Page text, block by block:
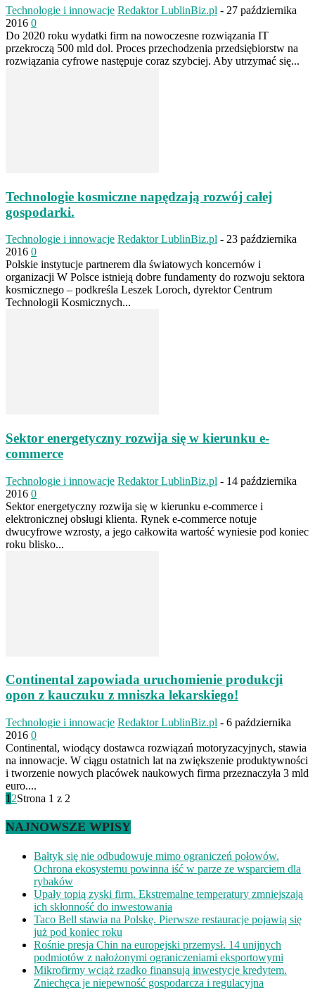
Technologie i innowacje Redaktor LublinBiz.pl - 27 października
2016 0
Do 2020 roku wydatki firm na nowoczesne rozwiązania IT
przekroczą 500 mld dol. Proces przechodzenia przedsiębiorstw na
rozwiązania cyfrowe następuje coraz szybciej. Aby utrzymać się...
Technologie kosmiczne napędzają rozwój całej
gospodarki.
Technologie i innowacje Redaktor LublinBiz.pl - 23 października
2016 0
Polskie instytucje partnerem dla światowych koncernów i
organizacji W Polsce istnieją dobre fundamenty do rozwoju sektora
kosmicznego – podkreśla Leszek Loroch, dyrektor Centrum
Technologii Kosmicznych...
Sektor energetyczny rozwija się w kierunku e-
commerce
Technologie i innowacje Redaktor LublinBiz.pl - 14 października
2016 0
Sektor energetyczny rozwija się w kierunku e-commerce i
elektronicznej obsługi klienta. Rynek e-commerce notuje
dwucyfrowe wzrosty, a jego całkowita wartość wyniesie pod koniec
roku blisko...
Continental zapowiada uruchomienie produkcji
opon z kauczuku z mniszka lekarskiego!
Technologie i innowacje Redaktor LublinBiz.pl - 6 października
2016 0
Continental, wiodący dostawca rozwiązań motoryzacyjnych, stawia
na innowacje. W ciągu ostatnich lat na zwiększenie produktywności
i tworzenie nowych placówek naukowych firma przeznaczyła 3 mld
euro....
1 2Strona 1 z 2
NAJNOWSZE WPISY
Bałtyk się nie odbudowuje mimo ograniczeń połowów.
Ochrona ekosystemu powinna iść w parze ze wsparciem dla
rybaków
Upały topią zyski firm. Ekstremalne temperatury zmniejszają
ich skłonność do inwestowania
Taco Bell stawia na Polskę. Pierwsze restauracje pojawią się
już pod koniec roku
Rośnie presja Chin na europejski przemysł. 14 unijnych
podmiotów z nałożonymi ograniczeniami eksportowymi
Mikrofirmy wciąż rzadko finansują inwestycje kredytem.
Zniechęca je niepewność gospodarcza i regulacyjna